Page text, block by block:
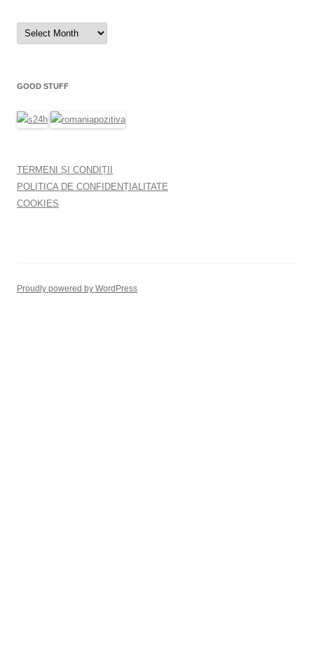
Arhivă
GOOD STUFF
TERMENI ȘI CONDIȚII
POLITICA DE CONFIDENȚIALITATE
COOKIES
Proudly powered by WordPress